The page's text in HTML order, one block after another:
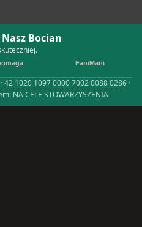
Bocian
FaniMani
42 1020 1097 0000 7002 0088 0286 ·
NA CELE STOWARZYSZENIA